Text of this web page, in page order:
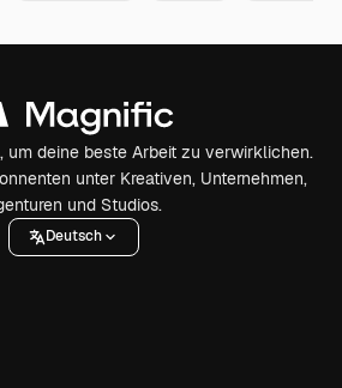
um deine beste Arbeit zu verwirklichen.
unter Kreativen, Unternehmen,
und Studios.
Deutsch